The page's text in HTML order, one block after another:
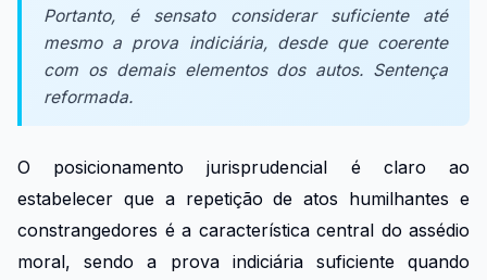
Portanto, é sensato considerar suficiente até
mesmo a prova indiciária, desde que coerente
com os demais elementos dos autos. Sentença
reformada.
O posicionamento jurisprudencial é claro ao
estabelecer que a repetição de atos humilhantes e
constrangedores é a característica central do assédio
moral, sendo a prova indiciária suficiente quando